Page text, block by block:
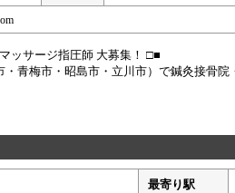
ッサージ指圧師 大募集！ □■
・青梅市・昭島市・立川市）で鍼灸接骨
外の居残り練習は一切なく、プライベー
います。
ト／
最寄り駅